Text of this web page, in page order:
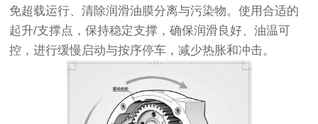
免超载运行、清除润滑油膜分离与污染物。使用合适的
起升/支撑点，保持稳定支撑，确保润滑良好、油温可
控，进行缓慢启动与按序停车，减少热胀和冲击。